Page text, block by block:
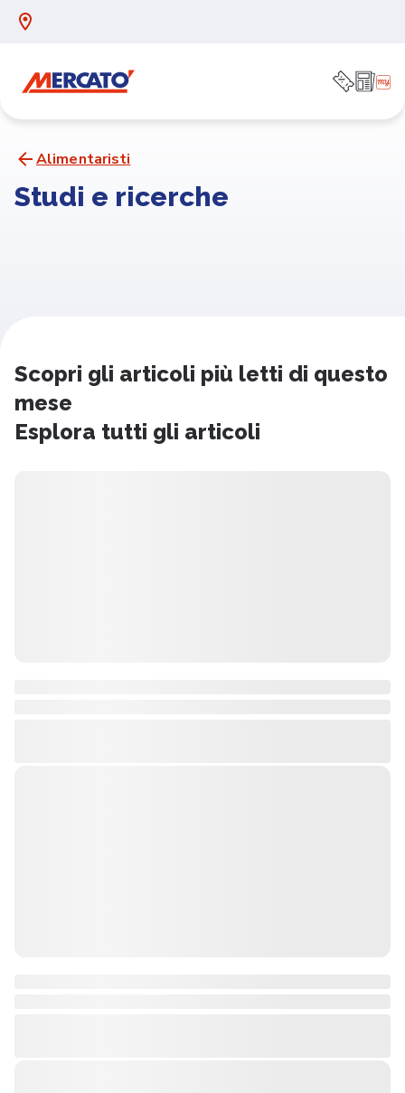
Alimentaristi
Studi e ricerche
Scopri gli articoli più letti di questo
mese
Esplora tutti gli articoli